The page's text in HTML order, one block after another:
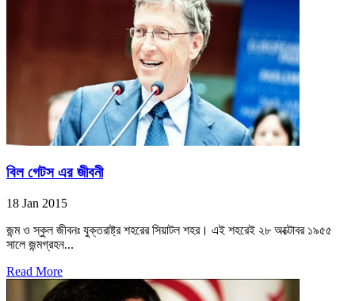
বিল গেটস এর জীবনী
18 Jan 2015
জন্ম ও স্কুল জীবনঃ যুক্তরাষ্ট্র শহরের সিয়াটল শহর। এই শহরেই ২৮ অক্টোবর ১৯৫৫
সালে জন্মগ্রহন...
Read More